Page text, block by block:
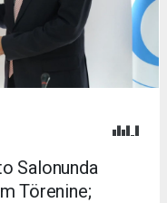
Salonunda
Törenine;